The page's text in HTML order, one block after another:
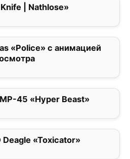
| Nathlose»
«Police» с анимацией
45 «Hyper Beast»
«Toxicator»